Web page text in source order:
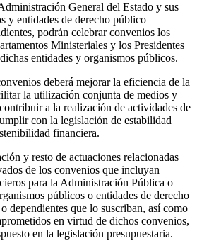
General del Estado y sus
y entidades de derecho público
podrán celebrar convenios los
Ministeriales y los Presidentes
entidades y organismos públicos.
deberá mejorar la eficiencia de la
la utilización conjunta de medios y
a la realización de actividades de
con la legislación de estabilidad
financiera.
y resto de actuaciones relacionadas
de los convenios que incluyan
para la Administración Pública o
públicos o entidades de derecho
dependientes que lo suscriban, así como
en virtud de dichos convenios,
en la legislación presupuestaria.